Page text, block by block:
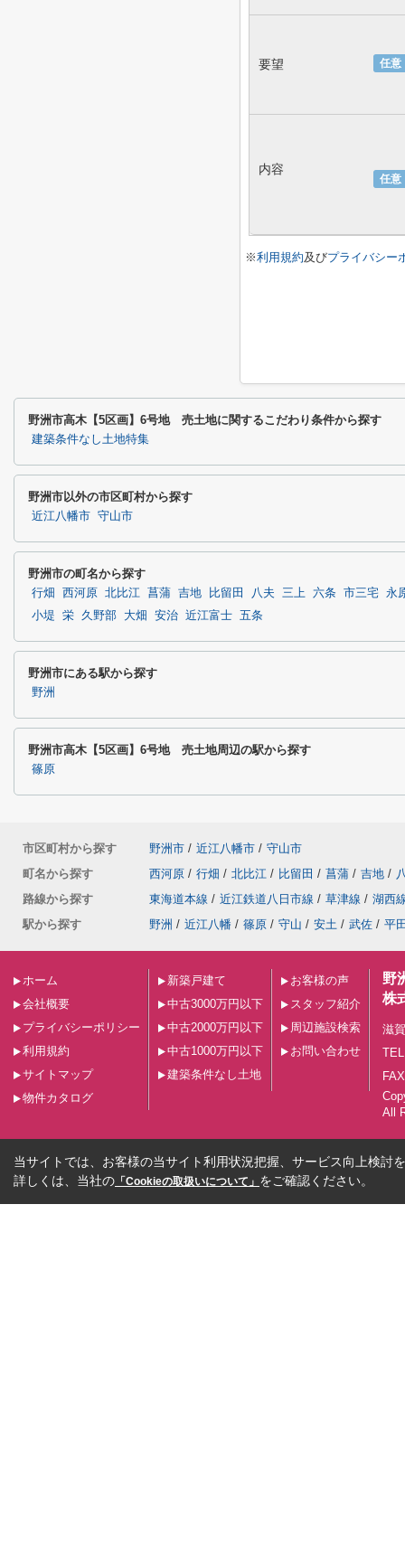
任意
要望
任意
内容
※利用規約及びプライバシー
野洲市高木【5区画】6号地 売土地に関するこだわり条件から探す
建築条件なし土地特集
野洲市以外の市区町村から探す
近江八幡市 守山市
野洲市の町名から探す
行畑 西河原 北比江 菖蒲 吉地 比留田 八夫 三上 六条 市三宅 永
小堤
栄 久野部 大畑 安治 近江富士 五条
野洲市にある駅から探す
野洲
野洲市高木【5区画】6号地 売土地周辺の駅から探す
篠原
市区町村から探す 野洲市 / 近江八幡市 / 守山市
町名から探す
西河原 / 行畑 / 北比江 / 比留田 / 菖蒲 / 吉地 /
路線から探す
東海道本線 / 近江鉄道八日市線 / 草津線 / 湖西
駅から探す
野洲 / 近江八幡 / 篠原 / 守山 / 安土 / 武佐 / 平
ホーム
会社概要
プライバシーポリシー
利用規約
サイトマップ
物件カタログ
新築戸建て
中古3000万円以下
中古2000万円以下
中古1000万円以下
建築条件なし土地
お客様の声
スタッフ紹介
周辺施設検索
お問い合わせ
野
株
滋
All
当サイトでは、お客様の当サイト利用状況把握、サービス向上検討
詳しくは、当社の 「Cookieの取扱いについて」 をご確認ください。